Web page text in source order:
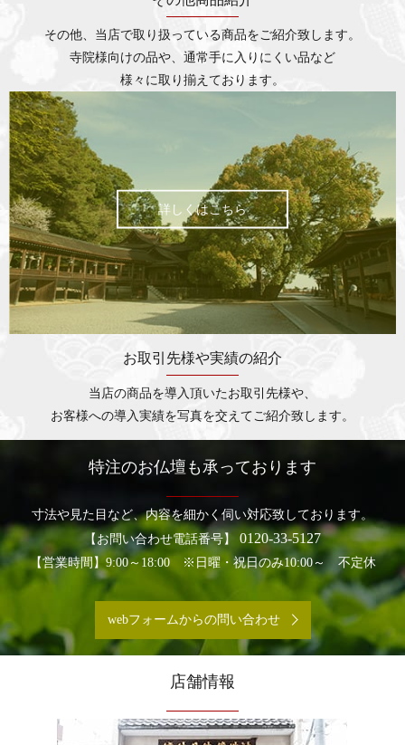
その他、当店で取り扱っている商品をご紹介致します。
寺院様向けの品や、通常手に入りにくい品など
様々に取り揃えております。
詳しくはこちら
お取引先様や実績の紹介
当店の商品を導入頂いたお取引先様や、
お客様への導入実績を写真を交えてご紹介致します。
特注のお仏壇も承っております
寸法や見た目など、内容を細かく伺い対応致しております。
【お問い合わせ電話番号】 0120-33-5127
【営業時間】9:00～18:00 ※日曜・祝日のみ10:00～ 不定休
webフォームからの問い合わせ
店舗情報